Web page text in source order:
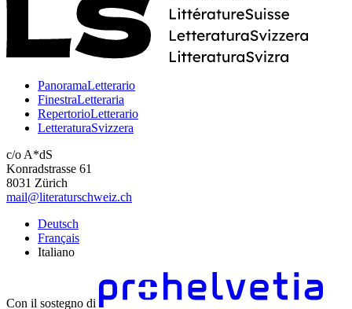
PanoramaLetterario
FinestraLetteraria
RepertorioLetterario
LetteraturaSvizzera
c/o A*dS
Konradstrasse 61
8031 Zürich
mail@literaturschweiz.ch
Deutsch
Français
Italiano
Con il sostegno di